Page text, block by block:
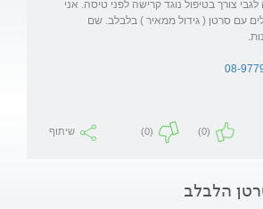
צורך בטיפול נוגד קרישה לפני טיסה. אני
עם סרטן ( גידול ממאיר ) בלבלב. שם
08-
(0)
(0) שיתוף
הלבלב